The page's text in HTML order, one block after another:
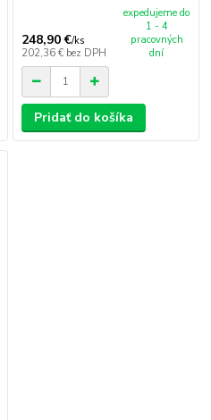
248,90 €/ks
202,36 € bez DPH
expedujeme do
1 - 4
pracovných
dní
Pridať do košíka